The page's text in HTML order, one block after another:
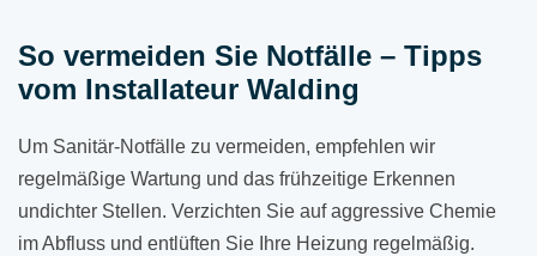
So vermeiden Sie Notfälle – Tipps
vom Installateur Walding
Um Sanitär-Notfälle zu vermeiden, empfehlen wir
regelmäßige Wartung und das frühzeitige Erkennen
undichter Stellen. Verzichten Sie auf aggressive Chemie
im Abfluss und entlüften Sie Ihre Heizung regelmäßig.